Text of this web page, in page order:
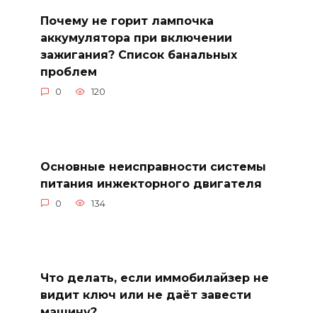
Почему не горит лампочка
аккумулятора при включении
зажигания? Список банальных
проблем
0 120
Основные неисправности системы
питания инжекторного двигателя
0 134
Что делать, если иммобилайзер не
видит ключ или не даёт завести